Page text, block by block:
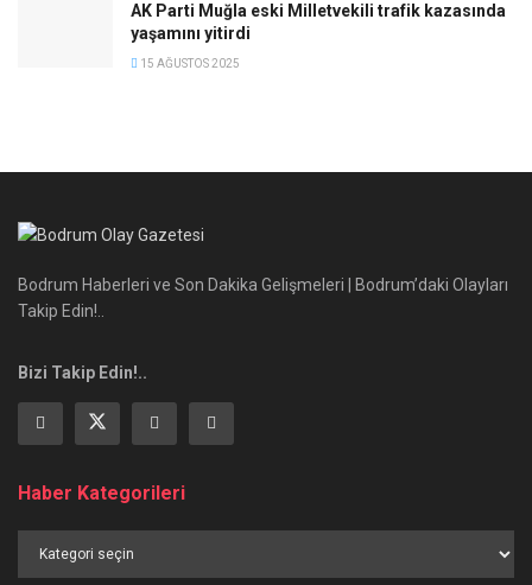
AK Parti Muğla eski Milletvekili trafik kazasında
yaşamını yitirdi
15 AĞUSTOS 2025
Bodrum Haberleri ve Son Dakika Gelişmeleri | Bodrum’daki Olayları
Takip Edin!..
Bizi Takip Edin!..
Haber Kategorileri
Kategorileri